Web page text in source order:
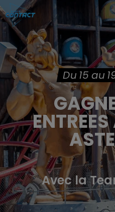
Du 15 au
Avec la